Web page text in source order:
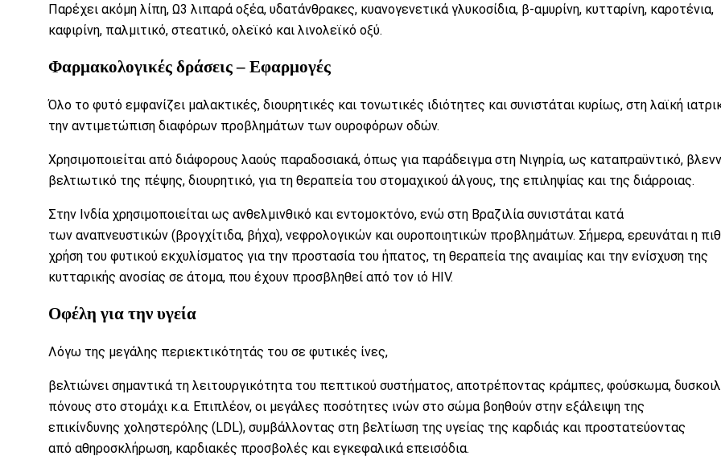
Παρέχει ακόμη λίπη, Ω3 λιπαρά οξέα, υδατάνθρακες, κυανογενετικά γλυκοσίδια, β-αμυρίνη, κυτταρίνη, καροτένια,
καφιρίνη, παλμιτικό, στεατικό, ολεϊκό και λινολεϊκό οξύ.
Φαρμακολογικές δράσεις – Εφαρμογές
Όλο το φυτό εμφανίζει μαλακτικές, διουρητικές και τονωτικές ιδιότητες και συνιστάται κυρίως, στη λαϊκή
την αντιμετώπιση διαφόρων προβλημάτων των ουροφόρων οδών.
Χρησιμοποιείται από διάφορους λαούς παραδοσιακά, όπως για παράδειγμα στη Νιγηρία, ως καταπραϋντικό,
βελτιωτικό της πέψης, διουρητικό, για τη θεραπεία του στομαχικού άλγους, της επιληψίας και της διάρροιας.
Στην Ινδία χρησιμοποιείται ως ανθελμινθικό και εντομοκτόνο, ενώ στη Βραζιλία συνιστάται κατά
των αναπνευστικών (βρογχίτιδα, βήχα), νεφρολογικών και ουροποιητικών προβλημάτων. Σήμερα, ερευνάται η
χρήση του φυτικού εκχυλίσματος για την προστασία του ήπατος, τη θεραπεία της αναιμίας και την ενίσχυση της
κυτταρικής ανοσίας σε άτομα, που έχουν προσβληθεί από τον ιό HIV.
Οφέλη για την υγεία
Λόγω της μεγάλης περιεκτικότητάς του σε φυτικές ίνες,
βελτιώνει σημαντικά τη λειτουργικότητα του πεπτικού συστήματος, αποτρέποντας κράμπες, φούσκωμα,
πόνους στο στομάχι κ.α. Επιπλέον, οι μεγάλες ποσότητες ινών στο σώμα βοηθούν στην εξάλειψη της
επικίνδυνης χοληστερόλης (LDL), συμβάλλοντας στη βελτίωση της υγείας της καρδιάς και προστατεύοντας
από αθηροσκλήρωση, καρδιακές προσβολές και εγκεφαλικά επεισόδια.